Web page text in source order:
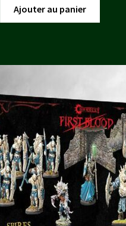
initial
était :
actuel
est :
Ajouter au panier